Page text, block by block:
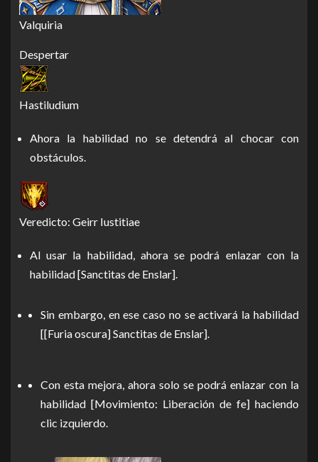
Valquiria
Despertar
Hastiludium
Ahora la habilidad no se detendrá al chocar con
obstáculos.
Veredicto: Geirr Iustitiae
Al usar la habilidad, ahora se podrá enlazar con la
habilidad [Sanctitas de Enslar].
Sin embargo, en ese caso no se activará la habilidad
[[Furia oscura] Sanctitas de Enslar].
Con esta mejora, ahora solo se podrá enlazar con la
habilidad [Movimiento: Liberación de fe] haciendo
clic izquierdo.